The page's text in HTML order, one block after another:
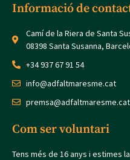
Informació de
Camí de la Riera de Santa
08398 Santa Susanna,
+34 937 67 91 54
info@adfaltmaresme.cat
premsa@adfaltmaresme.cat
Com ser voluntari
Tens més de 16 anys i estimes